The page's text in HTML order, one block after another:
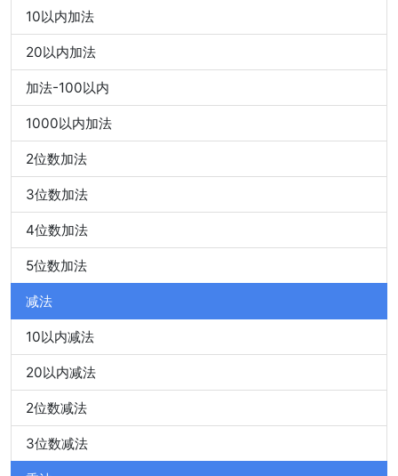
10以内加法
20以内加法
加法-100以内
1000以内加法
2位数加法
3位数加法
4位数加法
5位数加法
减法
10以内减法
20以内减法
2位数减法
3位数减法